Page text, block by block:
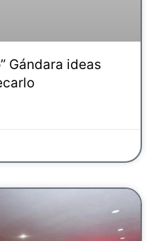
Gándara ideas